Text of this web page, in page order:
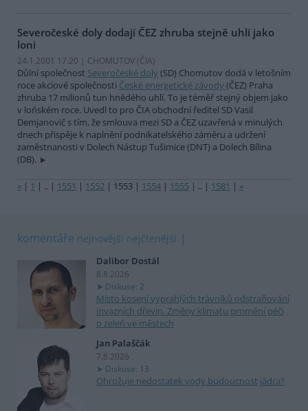
Severočeské doly dodají ČEZ zhruba stejně uhlí jako
loni
24.1.2001 17:20 | CHOMUTOV (ČIA)
Důlní společnost Severočeské doly (SD) Chomutov dodá v letošním
roce akciové společnosti České energetické závody (ČEZ) Praha
zhruba 17 milionů tun hnědého uhlí. To je téměř stejný objem jako
v loňském roce. Uvedl to pro ČIA obchodní ředitel SD Vasil
Demjanovič s tím, že smlouva mezi SD a ČEZ uzavřená v minulých
dnech přispěje k naplnění podnikatelského záměru a udržení
zaměstnanosti v Dolech Nástup Tušimice (DNT) a Dolech Bílina
(DB).
« | 1 | .. | 1551 | 1552 | 1553 | 1554 | 1555 | .. | 1581 | »
komentáře nejnovější nejčtenější
Dalibor Dostál
8.8.2026
Diskuse: 2
Místo kosení vyprahlých trávníků odstraňování
invazních dřevin. Změny klimatu promění péči
o zeleň ve městech
Jan Palaščák
7.8.2026
Diskuse: 13
Ohrožuje nedostatek vody budoucnost jádra?